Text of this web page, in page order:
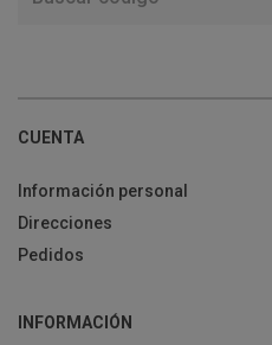
CUENTA
Información personal
Direcciones
Pedidos
INFORMACIÓN